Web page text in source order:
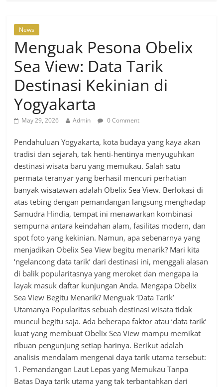
News
Menguak Pesona Obelix
Sea View: Data Tarik
Destinasi Kekinian di
Yogyakarta
May 29, 2026 Admin 0 Comment
Pendahuluan Yogyakarta, kota budaya yang kaya akan
tradisi dan sejarah, tak henti-hentinya menyuguhkan
destinasi wisata baru yang memukau. Salah satu
permata teranyar yang berhasil mencuri perhatian
banyak wisatawan adalah Obelix Sea View. Berlokasi di
atas tebing dengan pemandangan langsung menghadap
Samudra Hindia, tempat ini menawarkan kombinasi
sempurna antara keindahan alam, fasilitas modern, dan
spot foto yang kekinian. Namun, apa sebenarnya yang
menjadikan Obelix Sea View begitu menarik? Mari kita
‘ngelancong data tarik’ dari destinasi ini, menggali alasan
di balik popularitasnya yang meroket dan mengapa ia
layak masuk daftar kunjungan Anda. Mengapa Obelix
Sea View Begitu Menarik? Menguak ‘Data Tarik’
Utamanya Popularitas sebuah destinasi wisata tidak
muncul begitu saja. Ada beberapa faktor atau ‘data tarik’
kuat yang membuat Obelix Sea View mampu memikat
ribuan pengunjung setiap harinya. Berikut adalah
analisis mendalam mengenai daya tarik utama tersebut:
1. Pemandangan Laut Lepas yang Memukau Tanpa
Batas Daya tarik utama yang tak terbantahkan dari